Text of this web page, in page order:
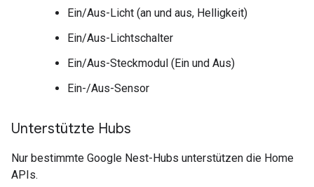
Ein/Aus-Licht (an und aus, Helligkeit)
Ein/Aus-Lichtschalter
Ein/Aus-Steckmodul (Ein und Aus)
Ein-/Aus-Sensor
Unterstützte Hubs
Nur bestimmte Google Nest-Hubs unterstützen die Home
APIs.